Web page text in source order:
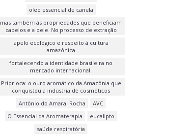
oleo essencial de canela
mas também às propriedades que beneficiam
cabelos e a pele. No processo de extração
apelo ecológico e respeito à cultura
amazônica
fortalecendo a identidade brasileira no
mercado internacional.
Priprioca: o ouro aromático da Amazônia que
conquistou a indústria de cosméticos
Antônio do Amaral Rocha
AVC
O Essencial da Aromaterapia
eucalipto
saúde respiratória